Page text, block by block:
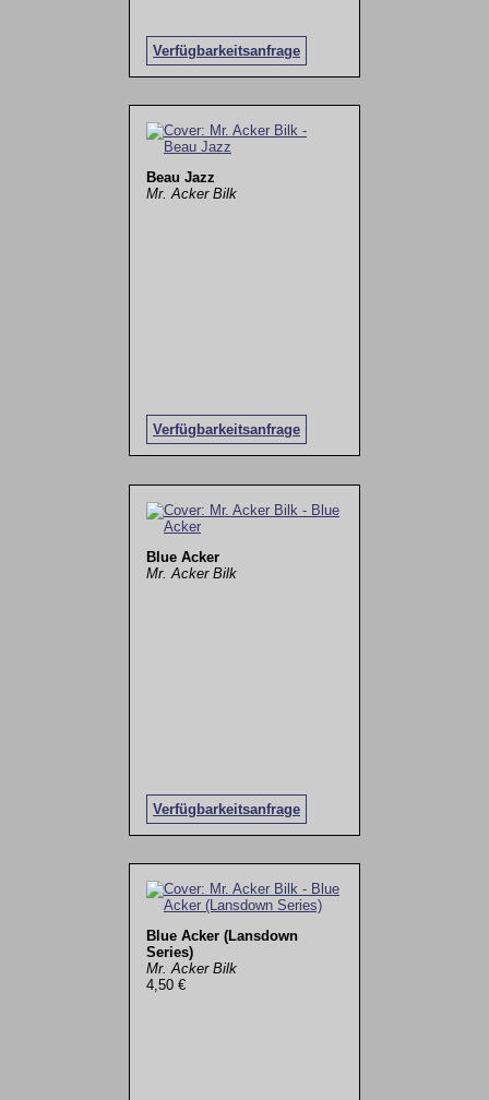
Verfügbarkeitsanfrage
Beau Jazz
Mr. Acker Bilk
Verfügbarkeitsanfrage
Blue Acker
Mr. Acker Bilk
Verfügbarkeitsanfrage
Blue Acker (Lansdown
Series)
Mr. Acker Bilk
4,50 €